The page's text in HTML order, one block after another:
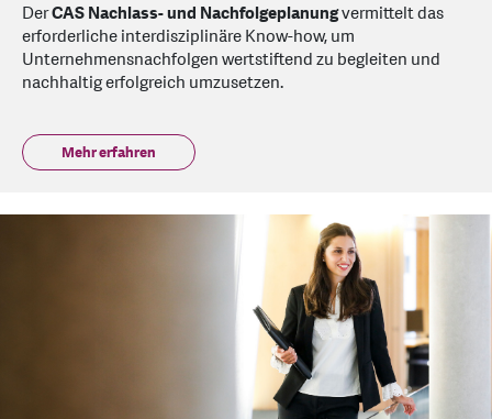
DerCAS Nachlass- und Nachfolgeplanungvermittelt das
erforderliche interdisziplinäre Know-how, um
Unternehmensnachfolgen wertstiftend zu begleiten und
nachhaltig erfolgreich umzusetzen.
Mehr erfahren